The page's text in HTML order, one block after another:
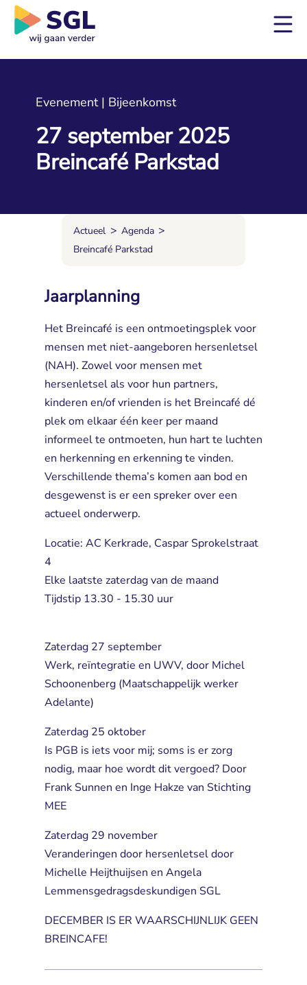
Evenement | Bijeenkomst
27 september 2025
Breincafé Parkstad
Actueel > Agenda >
Breincafé Parkstad
Jaarplanning
Het Breincafé is een ontmoetingsplek voor
mensen met niet-aangeboren hersenletsel
(NAH). Zowel voor mensen met
hersenletsel als voor hun partners,
kinderen en/of vrienden is het Breincafé dé
plek om elkaar één keer per maand
informeel te ontmoeten, hun hart te luchten
en herkenning en erkenning te vinden.
Verschillende thema’s komen aan bod en
desgewenst is er een spreker over een
actueel onderwerp.
Locatie: AC Kerkrade, Caspar Sprokelstraat
4
Elke laatste zaterdag van de maand
Tijdstip 13.30 - 15.30 uur
Zaterdag 27 september
Werk, reïntegratie en UWV, door Michel
Schoonenberg (Maatschappelijk werker
Adelante)
Zaterdag 25 oktober
Is PGB is iets voor mij; soms is er zorg
nodig, maar hoe wordt dit vergoed? Door
Frank Sunnen en Inge Hakze van Stichting
MEE
Zaterdag 29 november
Veranderingen door hersenletsel door
Michelle Heijthuijsen en Angela
Lemmensgedragsdeskundigen SGL
DECEMBER IS ER WAARSCHIJNLIJK GEEN
BREINCAFE!